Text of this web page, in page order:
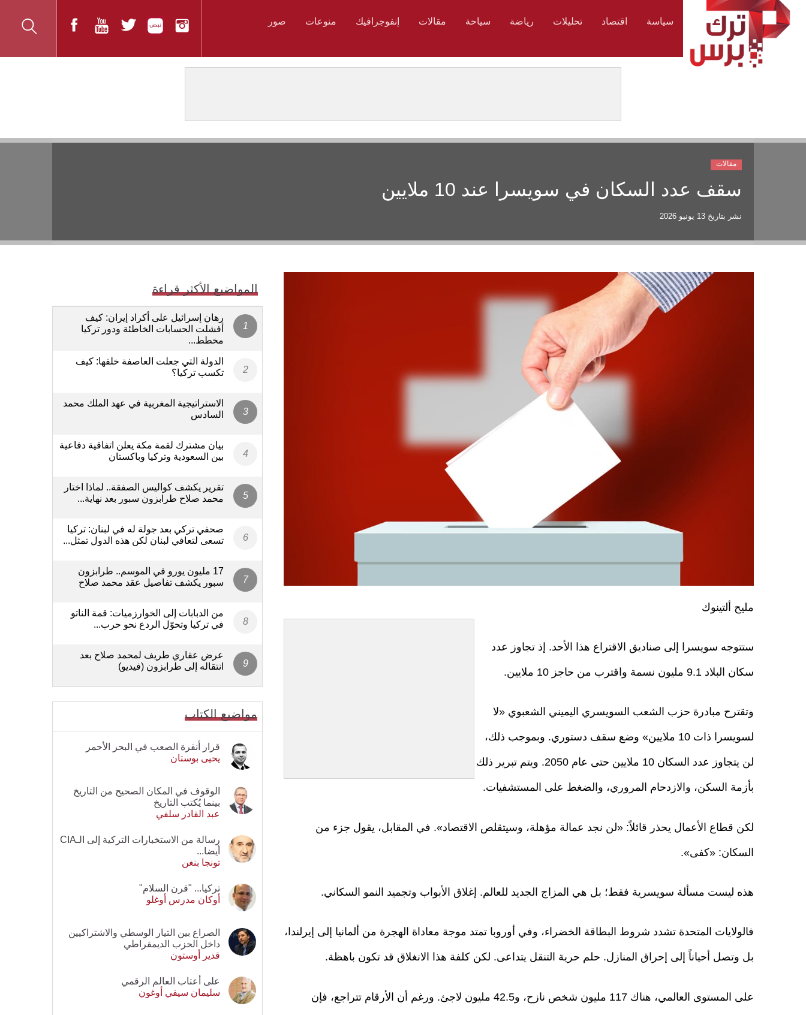
سياسة اقتصاد تحليلات رياضة سياحة مقالات إنفوجرافيك منوعات صور
سقف عدد السكان في سويسرا عند 10 ملايين
نشر بتاريخ 13 يونيو 2026
مقالات
مليح ألتينوك
ستتوجه سويسرا إلى صناديق الاقتراع هذا الأحد. إذ تجاوز عدد
سكان البلاد 9.1 مليون نسمة واقترب من حاجز 10 ملايين.
وتقترح مبادرة حزب الشعب السويسري اليميني الشعبوي «لا
لسويسرا ذات 10 ملايين» وضع سقف دستوري. وبموجب ذلك،
لن يتجاوز عدد السكان 10 ملايين حتى عام 2050. ويتم تبرير ذلك
بأزمة السكن، والازدحام المروري، والضغط على المستشفيات.
لكن قطاع الأعمال يحذر قائلاً: «لن نجد عمالة مؤهلة، وسيتقلص الاقتصاد». في المقابل، يقول جزء من
السكان: «كفى».
هذه ليست مسألة سويسرية فقط؛ بل هي المزاج الجديد للعالم. إغلاق الأبواب وتجميد النمو السكاني.
فالولايات المتحدة تشدد شروط البطاقة الخضراء، وفي أوروبا تمتد موجة معاداة الهجرة من ألمانيا إلى إيرلندا،
بل وتصل أحياناً إلى إحراق المنازل. حلم حرية التنقل يتداعى. لكن كلفة هذا الانغلاق قد تكون باهظة.
على المستوى العالمي، هناك 117 مليون شخص نازح، و42.5 مليون لاجئ. ورغم أن الأرقام تتراجع، فإن
المواضيع الأكثر قراءة
رهان إسرائيل على أكراد إيران: كيف
أفشلت الحسابات الخاطئة ودور تركيا
مخطط...
الدولة التي جعلت العاصفة خلفها: كيف
تكسب تركيا؟
الاستراتيجية المغربية في عهد الملك محمد
السادس
بيان مشترك لقمة مكة يعلن اتفاقية دفاعية
بين السعودية وتركيا وباكستان
تقرير يكشف كواليس الصفقة.. لماذا اختار
محمد صلاح طرابزون سبور بعد نهاية...
صحفي تركي بعد جولة له في لبنان: تركيا
تسعى لتعافي لبنان لكن هذه الدول تمثل...
17 مليون يورو في الموسم.. طرابزون
سبور يكشف تفاصيل عقد محمد صلاح
من الدبابات إلى الخوارزميات: قمة الناتو
في تركيا وتحوّل الردع نحو حرب...
عرض عقاري طريف لمحمد صلاح بعد
انتقاله إلى طرابزون (فيديو)
مواضيع الكتاب
قرار أنقرة الصعب في البحر الأحمر
يحيى بوستان
الوقوف في المكان الصحيح من التاريخ
بينما يُكتب التاريخ
عبد القادر سلفي
رسالة من الاستخبارات التركية إلى الـCIA
أيضا...
تونجا بنغن
تركيا... "قرن السلام"
أوكان مدرس أوغلو
الصراع بين التيار الوسطي والاشتراكيين
داخل الحزب الديمقراطي
قدير أوستون
على أعتاب العالم الرقمي
سليمان سيفي أوغون